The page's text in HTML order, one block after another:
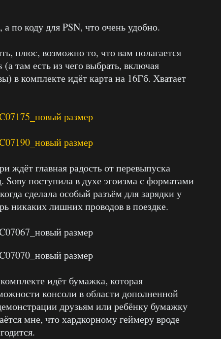
по коду для PSN, что очень удобно.
плюс, возможно то, что вам полагается
там есть из чего выбрать, включая
в комплекте идёт карта на 16Гб. Хватает
ждёт главная радость от перевыпуска
поступила в духе эгоизма с форматами
сделала особый разъём для зарядки у
никаких лишних проводов в поездке.
идёт бумажка, которая
консоли в области дополненной
друзьям или ребёнку бумажку
мне, что хардкорному геймеру вроде